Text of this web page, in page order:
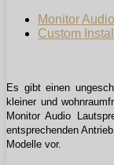
Monitor Audio
Custom
Es gibt einen
kleiner und
Monitor Audio
entsprechenden
Modelle vor.